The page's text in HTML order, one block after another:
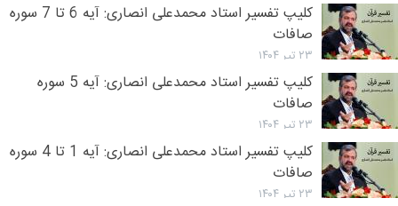
کلیپ تفسیر استاد محمدعلی انصاری: آیه 6 تا 7 سوره
صافات
۲۳ تیر ۱۴۰۴
کلیپ تفسیر استاد محمدعلی انصاری: آیه 5 سوره
صافات
۲۳ تیر ۱۴۰۴
کلیپ تفسیر استاد محمدعلی انصاری: آیه 1 تا 4 سوره
صافات
۲۳ تیر ۱۴۰۴